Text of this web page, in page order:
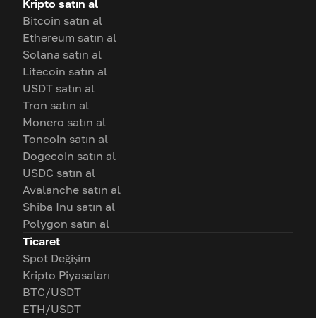
Kripto satın al
Bitcoin satın al
Ethereum satın al
Solana satın al
Litecoin satın al
USDT satın al
Tron satın al
Monero satın al
Toncoin satın al
Dogecoin satın al
USDC satın al
Avalanche satın al
Shiba Inu satın al
Polygon satın al
Ticaret
Spot Değişim
Kripto Piyasaları
BTC/USDT
ETH/USDT